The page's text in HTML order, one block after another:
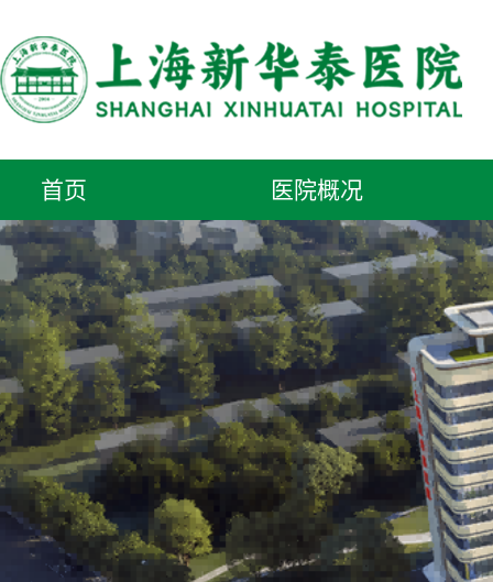
首页 医院概况